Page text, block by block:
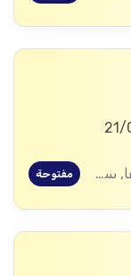
بصرى الشام، درعا, سعسع، ريف دمشق, المسيفرة، درعا, قدسيا، ريف دمشق, قطنا، ريف دمشق, مضايا، ريف دمشق, المزرعة، السويداء, الجيزة، درعا, الديماس، ريف دمشق, سرغايا، ريف دمشق, بيت جن، ريف دمشق, عين الفيجة، ريف دمشق, خربة غزالة، درعا, عش الشجرة، درعا, داعل، درعا, المزيريب، درعا, كوم الباشا، القنيطرة, جباتا الخشب، القنيطرة, ممتنة، القنيطرة, نبع الصخر، القنيطرة, خان أرنبة، القنيطرة, مشناف، السويداء مفتوحة